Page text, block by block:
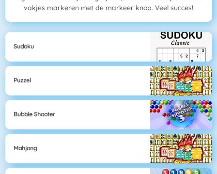
vakjes markeren met de markeer knop. Veel succes!
Sudoku
Puzzel
Bubble Shooter
Mahjong